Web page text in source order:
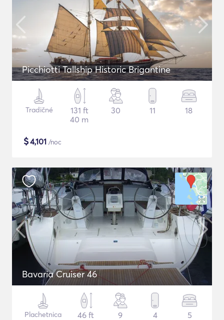
Picchiotti Tallship Historic Brigantine
Tradičné
131 ft
40 m
30 11 18
$4,101 /noc
Bavaria Cruiser 46
Plachetnica
46 ft
9 4 5